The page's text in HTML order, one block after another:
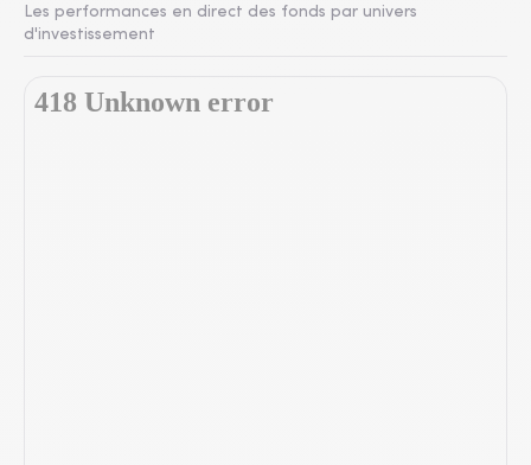
Les performances en direct des fonds par univers
d'investissement